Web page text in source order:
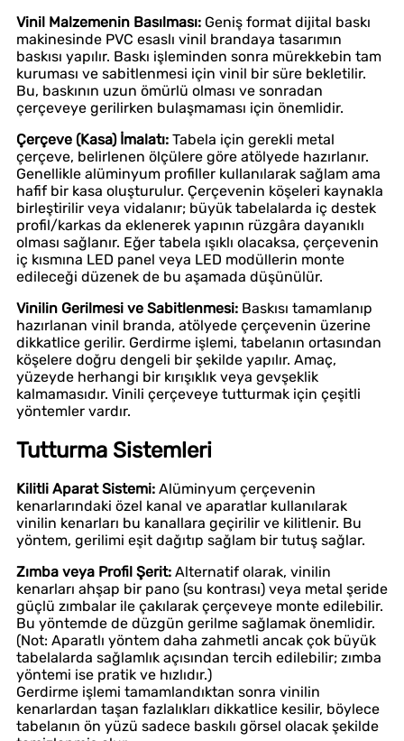
Vinil Malzemenin Basılması: Geniş format dijital baskı
makinesinde PVC esaslı vinil brandaya tasarımın
baskısı yapılır. Baskı işleminden sonra mürekkebin tam
kuruması ve sabitlenmesi için vinil bir süre bekletilir.
Bu, baskının uzun ömürlü olması ve sonradan
çerçeveye gerilirken bulaşmaması için önemlidir.
Çerçeve (Kasa) İmalatı: Tabela için gerekli metal
çerçeve, belirlenen ölçülere göre atölyede hazırlanır.
Genellikle alüminyum profiller kullanılarak sağlam ama
hafif bir kasa oluşturulur. Çerçevenin köşeleri kaynakla
birleştirilir veya vidalanır; büyük tabelalarda iç destek
profil/karkas da eklenerek yapının rüzgâra dayanıklı
olması sağlanır. Eğer tabela ışıklı olacaksa, çerçevenin
iç kısmına LED panel veya LED modüllerin monte
edileceği düzenek de bu aşamada düşünülür.
Vinilin Gerilmesi ve Sabitlenmesi: Baskısı tamamlanıp
hazırlanan vinil branda, atölyede çerçevenin üzerine
dikkatlice gerilir. Gerdirme işlemi, tabelanın ortasından
köşelere doğru dengeli bir şekilde yapılır. Amaç,
yüzeyde herhangi bir kırışıklık veya gevşeklik
kalmamasıdır. Vinili çerçeveye tutturmak için çeşitli
yöntemler vardır.
Tutturma Sistemleri
Kilitli Aparat Sistemi: Alüminyum çerçevenin
kenarlarındaki özel kanal ve aparatlar kullanılarak
vinilin kenarları bu kanallara geçirilir ve kilitlenir. Bu
yöntem, gerilimi eşit dağıtıp sağlam bir tutuş sağlar.
Zımba veya Profil Şerit: Alternatif olarak, vinilin
kenarları ahşap bir pano (su kontrası) veya metal şeride
güçlü zımbalar ile çakılarak çerçeveye monte edilebilir.
Bu yöntemde de düzgün gerilme sağlamak önemlidir.
(Not: Aparatlı yöntem daha zahmetli ancak çok büyük
tabelalarda sağlamlık açısından tercih edilebilir; zımba
yöntemi ise pratik ve hızlıdır.)
Gerdirme işlemi tamamlandıktan sonra vinilin
kenarlardan taşan fazlalıkları dikkatlice kesilir, böylece
tabelanın ön yüzü sadece baskılı görsel olacak şekilde